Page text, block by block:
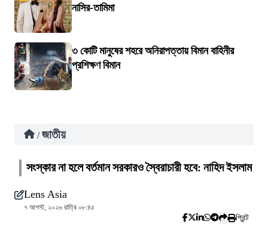
নাসির-তামিমা
৩ কোটি মানুষের শহরে অনিরাপত্তায় বিমান বাহিনীর
প্রশিক্ষণ বিমান
/ জাতীয়
সংস্কার না হলে বর্তমান সরকারও স্বৈরাচারী হবে: নাহিদ ইসলাম
Lens Asia
৭ আগস্ট, ২০২৬ রাত্রি ০৮:৪৫
প্রিন্ট